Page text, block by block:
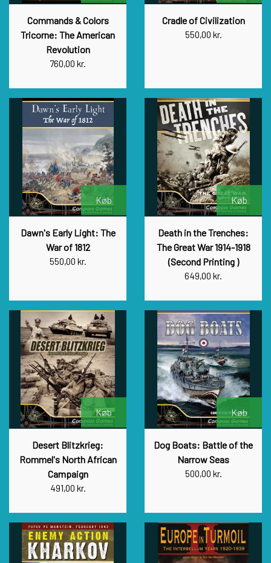
Commands & Colors
Tricorne: The American
Revolution
760,00 kr.
Cradle of Civilization
550,00 kr.
Køb
Dawn's Early Light: The
War of 1812
550,00 kr.
Køb
Death in the Trenches:
The Great War 1914-1918
(Second Printing )
649,00 kr.
Køb
Desert Blitzkrieg:
Rommel's North African
Campaign
491,00 kr.
Køb
Dog Boats: Battle of the
Narrow Seas
500,00 kr.